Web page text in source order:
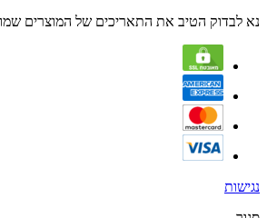
נא לבדוק הטיב את התאריכים של המוצרים
נגישות